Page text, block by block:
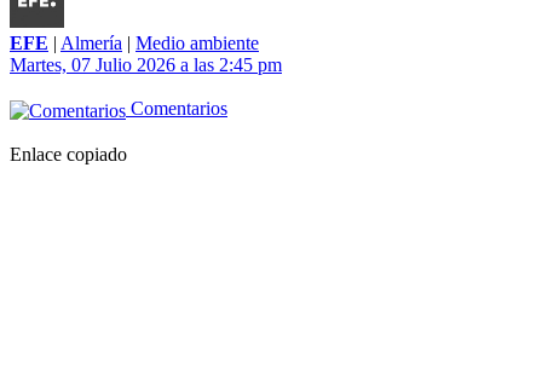
EFE | Almería | Medio ambiente
Martes, 07 Julio 2026 a las 2:45 pm
Comentarios
Enlace copiado